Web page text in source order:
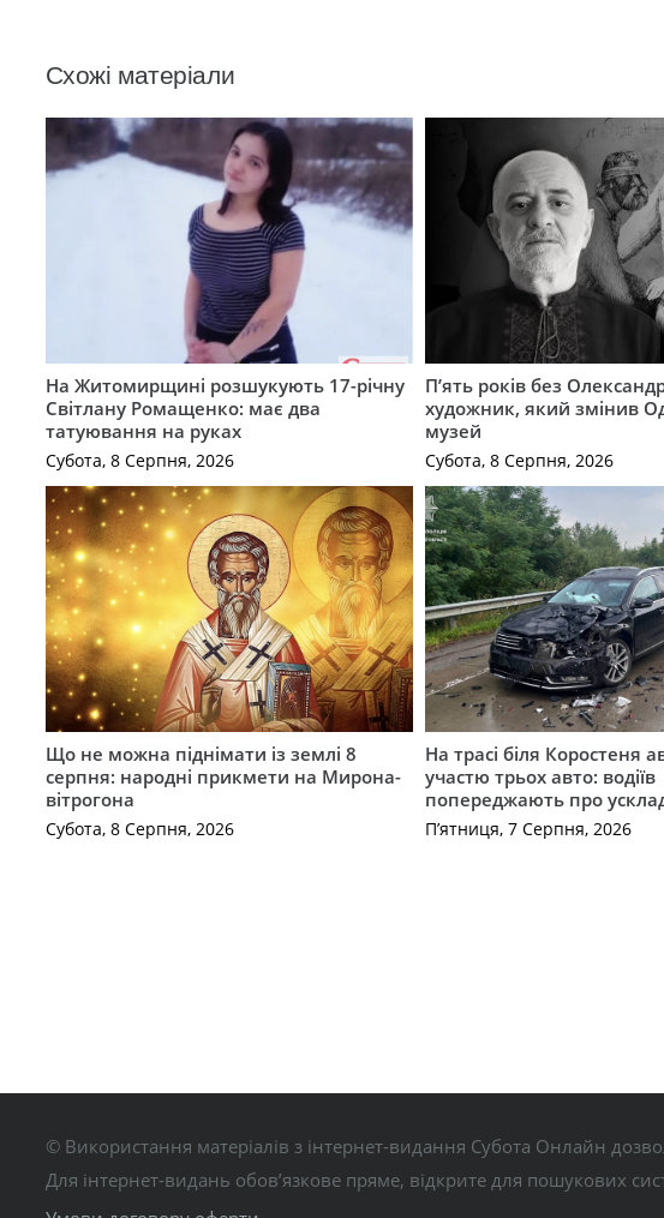
Схожі матеріали
На Житомирщині розшукують 17-річну
Світлану Ромащенко: має два
татуювання на руках
Субота, 8 Серпня, 2026
П’ять років без
художник, який змінив
музей
Субота, 8 Серпня, 2026
Що не можна піднімати із землі 8
серпня: народні прикмети на Мирона-
вітрогона
Субота, 8 Серпня, 2026
На трасі біля Коростеня
участю трьох авто: водіїв
попереджають про
П’ятниця, 7 Серпня, 2026
© Використання матеріалів з інтернет-видання Субота Онлайн
Для інтернет-видань обов’язкове пряме, відкрите для пошукових